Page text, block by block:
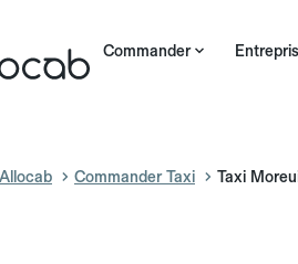
Commander
Allocab Commander Taxi Taxi